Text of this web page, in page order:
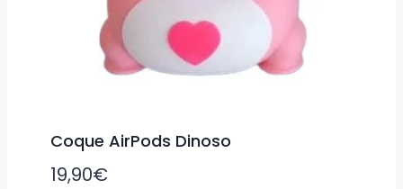
Coque AirPods Dinoso
19,90€